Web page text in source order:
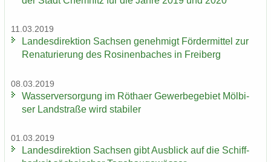
11.03.2019
Lan­des­di­rek­ti­on Sach­sen ge­neh­migt För­der­mit­tel zur
Re­na­tu­rie­rung des Ro­si­nen­ba­ches in Frei­berg
08.03.2019
Was­ser­ver­sor­gung im Rö­tha­er Ge­wer­be­ge­biet Möl­bi­
ser Land­stra­ße wird sta­bi­ler
01.03.2019
Lan­des­di­rek­ti­on Sach­sen gibt Aus­blick auf die Schiff­